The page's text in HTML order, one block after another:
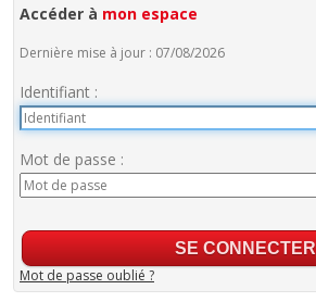
Accéder à mon espace
Dernière mise à jour : 07/08/2026
Identifiant :
Mot de passe :
Mot de passe oublié ?